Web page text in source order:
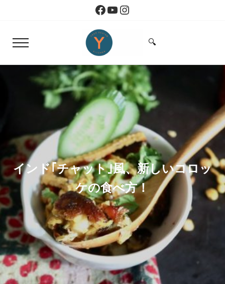
Skip to header right navigationFacebook
YouTube
Instagram
Menu
Yoko Design Kitchen
Search...
🔍
インド｢チャット｣風、新しいコロッ
ケの食べ方！